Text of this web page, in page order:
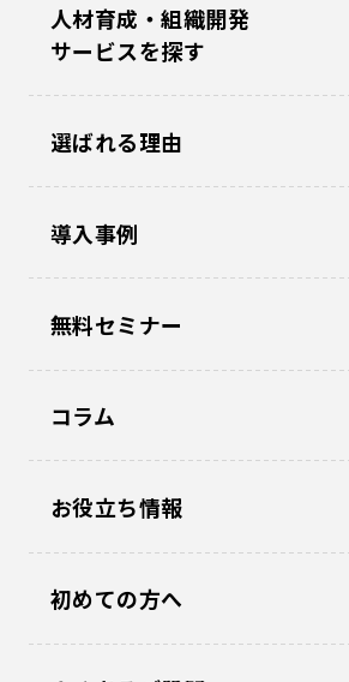
人材育成・組織開発
サービスを探す
選ばれる理由
導入事例
無料セミナー
コラム
お役立ち情報
初めての方へ